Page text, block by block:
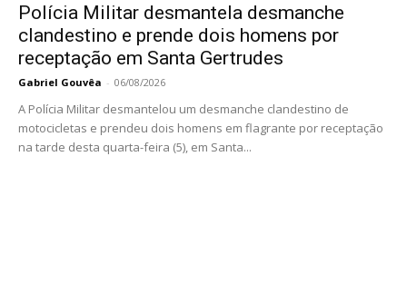
Polícia Militar desmantela desmanche
clandestino e prende dois homens por
receptação em Santa Gertrudes
Gabriel Gouvêa - 06/08/2026
A Polícia Militar desmantelou um desmanche clandestino de
motocicletas e prendeu dois homens em flagrante por receptação
na tarde desta quarta-feira (5), em Santa...